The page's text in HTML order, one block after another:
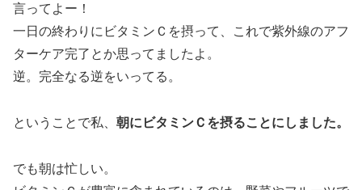
言ってよー！
一日の終わりにビタミンＣを摂って、これで紫外線のアフ
ターケア完了とか思ってましたよ。
逆。完全なる逆をいってる。
ということで私、 朝にビタミンＣを摂ることにしました。
でも朝は忙しい。